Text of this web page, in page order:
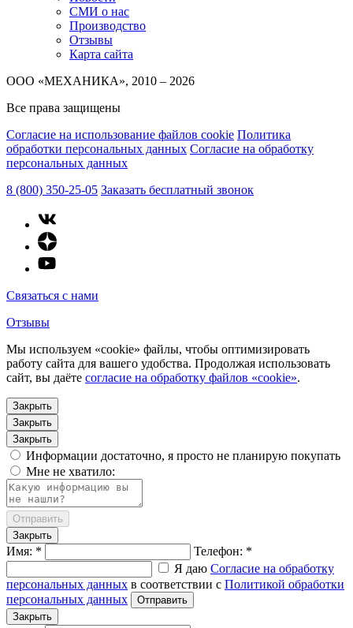
СМИ о нас
Производство
Отзывы
Карта сайта
ООО «МЕХАНИКА», 2010 – 2026
Все права защищены
Согласие на использование файлов cookie Политика
обработки персональных данных Согласие на обработку
персональных данных
8 (800) 350-25-05 Заказать бесплатный звонок
Связаться с нами
Отзывы
Мы используем «cookie» файлы, чтобы оптимизировать
работу сайта для вашего удобства. Продолжая использовать
сайт, вы даёте согласие на обработку файлов «cookie».
Закрыть
Закрыть
Закрыть
Информации достаточно, я просто не планирую покупать
Мне не хватило:
Отправить
Закрыть
Имя: *
Телефон: *
Я даю Согласие на обработку
персональных данных в соответствии с Политикой обработки
персональных данных
Отправить
Закрыть